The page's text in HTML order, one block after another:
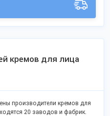
кремов для лица
производители кремов для
20 заводов и фабрик.